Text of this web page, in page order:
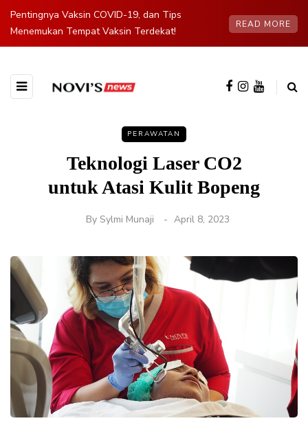
Pentingnya Vaksin COVID-19, dan Tips
Menemukan Tempat Vaksin Terdekat!
READ MORE
PERAWATAN
Teknologi Laser CO2
untuk Atasi Kulit Bopeng
By Sylmi Munaji April 8, 2023